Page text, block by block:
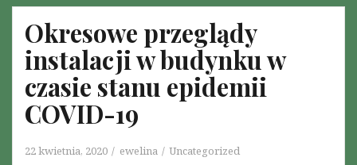
J
N
Y
S
U
C
Okresowe przeglądy
instalacji w budynku w
czasie stanu epidemii
COVID-19
22 kwietnia, 2020 ewelina Uncategorized